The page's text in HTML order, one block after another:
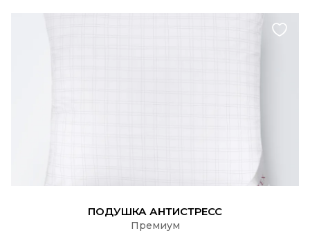
ПОДРОБНЕЕ
ПОДУШКА АНТИСТРЕСС
Премиум